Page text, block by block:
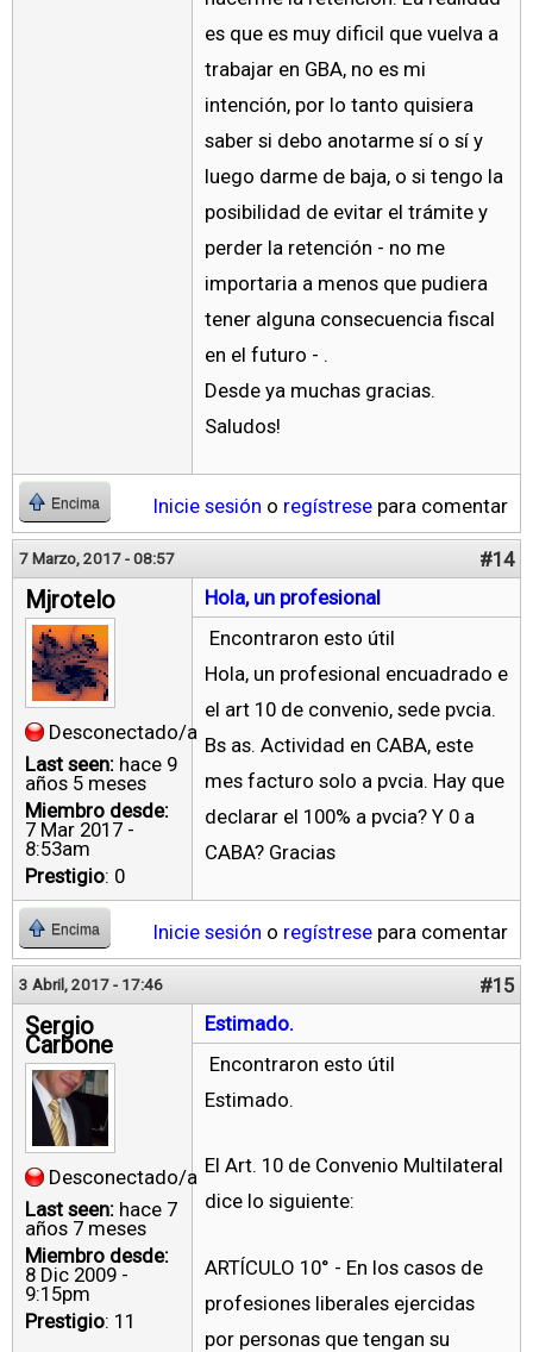
es que es muy dificil que vuelva a
trabajar en GBA, no es mi
intención, por lo tanto quisiera
saber si debo anotarme sí o sí y
luego darme de baja, o si tengo la
posibilidad de evitar el trámite y
perder la retención - no me
importaria a menos que pudiera
tener alguna consecuencia fiscal
en el futuro - .
Desde ya muchas gracias.
Saludos!
Encima Inicie sesión o regístrese para comentar
7 Marzo, 2017 - 08:57 #14
Mjrotelo
Desconectado/a
Last seen: hace 9
años 5 meses
Miembro desde:
7 Mar 2017 -
8:53am
Prestigio: 0
Hola, un profesional
Encontraron esto útil
Hola, un profesional encuadrado e
el art 10 de convenio, sede pvcia.
Bs as. Actividad en CABA, este
mes facturo solo a pvcia. Hay que
declarar el 100% a pvcia? Y 0 a
CABA? Gracias
Encima Inicie sesión o regístrese para comentar
3 Abril, 2017 - 17:46 #15
Sergio
Carbone
Desconectado/a
Last seen: hace 7
años 7 meses
Miembro desde:
8 Dic 2009 -
9:15pm
Prestigio: 11
Estimado.
Encontraron esto útil
Estimado.
El Art. 10 de Convenio Multilateral
dice lo siguiente:
​ARTÍCULO 10° - En los casos de
profesiones liberales ejercidas
por personas que tengan su